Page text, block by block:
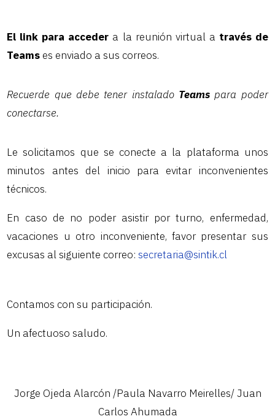
El link para acceder a la reunión virtual a través de
Teams es enviado a sus correos.
Recuerde que debe tener instalado Teamspara poder
conectarse.
Le solicitamos que se conecte a la plataforma unos
minutos antes del inicio para evitar inconvenientes
técnicos.
En caso de no poder asistir por turno, enfermedad,
vacaciones u otro inconveniente, favor presentar sus
excusas al siguiente correo:secretaria@sintik.cl
Contamos con su participación.
Un afectuoso saludo.
Jorge Ojeda Alarcón /Paula Navarro Meirelles/ Juan
Carlos Ahumada